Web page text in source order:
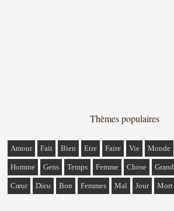
Thèmes populaires
Amour Fait Bien Etre Faire Vie Monde
Homme Gens Temps Femme Chose Grand
Cœur Dieu Bon Femmes Mal Jour Mort